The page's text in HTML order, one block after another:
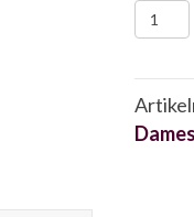
Durea
9694
aantal